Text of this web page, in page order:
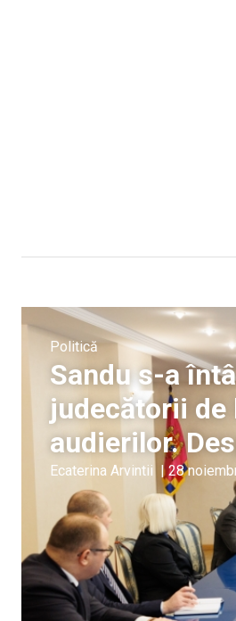
Politică
Sandu s-a
judecătorii de
audierilor.
Ecaterina Arvintii | 28